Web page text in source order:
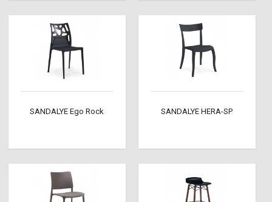
SANDALYE Ego Rock SANDALYE HERA-SP